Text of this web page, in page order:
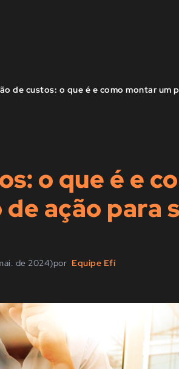
o que é e
ação para
de 2024)por Equipe Efí